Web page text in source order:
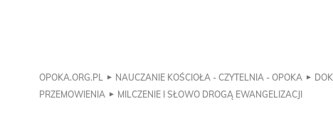
OPOKA.ORG.PL NAUCZANIE KOŚCIOŁA - CZYTELNIA - OPOKA
PRZEMOWIENIA
MILCZENIE I SŁOWO DROGĄ EWANGELIZACJI